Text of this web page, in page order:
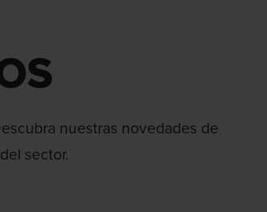
nuestras novedades de
sector.